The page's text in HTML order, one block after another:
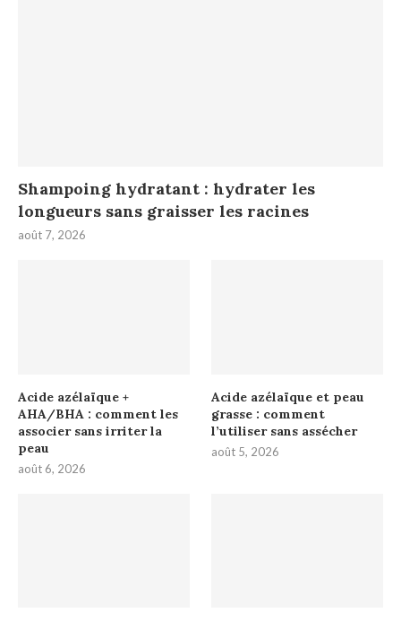
Shampoing hydratant : hydrater les
longueurs sans graisser les racines
août 7, 2026
Acide azélaïque +
AHA/BHA : comment les
associer sans irriter la
peau
août 6, 2026
Acide azélaïque et peau
grasse : comment
l’utiliser sans assécher
août 5, 2026